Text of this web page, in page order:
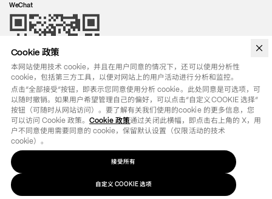
WeChat
OTB SPA - ALL RIGHTS RESERVED - VAT IT01571110244
法律条款
Cookie 政策
本网站使用技术 cookie，并且在用户同意的情况下，还可以使用分析性
cookie，包括第三方工具，以便对网站上的用户活动进行分析和监控。
点击“全部接受”按钮，即表示您同意使用分析 cookie。此处同意是可选项，可
以随时撤销。如果用户希望管理自己的偏好，可以点击“自定义COOKIE 选择”
按钮（可随时从网站访问）。要了解有关我们使用的cookie 的更多信息，您
可以访问 Cookie 政策。Cookie 政策通过关闭此横幅，即点击右上角的 X，用
户不同意使用需要同意的 cookie，保留默认设置（仅限活动的技术
cookie）。
接受所有
自定义 COOKIE 选项